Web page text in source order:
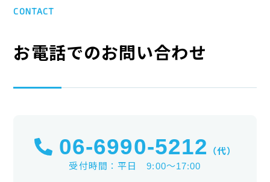
CONTACT
お電話でのお問い合わせ
06-6990-5212 （代）
受付時間：平日 9:00～17:00